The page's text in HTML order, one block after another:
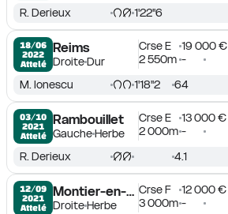
R. Derieux 1'22''6
18/06
2022
Attelé
Reims
DroiteDur
Crse E
19 000 €
2 550m -
M. Ionescu 1'18''2 64
03/10
2021
Attelé
Rambouillet
GaucheHerbe
Crse E
13 000 €
2 000m -
R. Derieux 4.1
12/09
2021
Attelé
Montier-en-Der
DroiteHerbe
Crse F
12 000 €
3 000m -